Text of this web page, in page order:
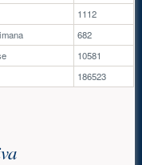
1112
682
10581
186523